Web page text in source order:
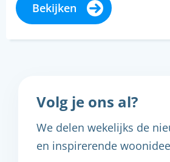
Bekijken
Volg je ons al?
We delen wekelijks de
en inspirerende